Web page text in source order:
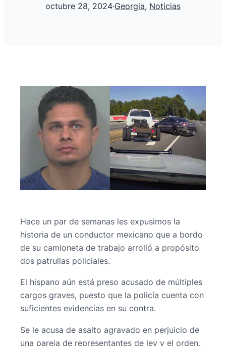
octubre 28, 2024·Georgia, Noticias
Hace un par de semanas les expusimos la
historia de un conductor mexicano que a bordo
de su camioneta de trabajo arrolló a propósito
dos patrullas policiales.
El hispano aún está preso acusado de múltiples
cargos graves, puesto que la policía cuenta con
suficientes evidencias en su contra.
Se le acusa de asalto agravado en perjuicio de
una pareja de representantes de ley y el orden,